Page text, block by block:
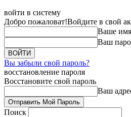
войти в систему
Добро пожаловат!Войдите в свой
Ваше имя
Ваш
Вы забыли свой пароль?
восстановление пароля
Восстановите свой пароль
Ваш
Поиск